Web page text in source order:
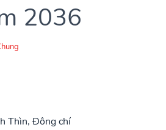
2036
Thìn, Đông chí